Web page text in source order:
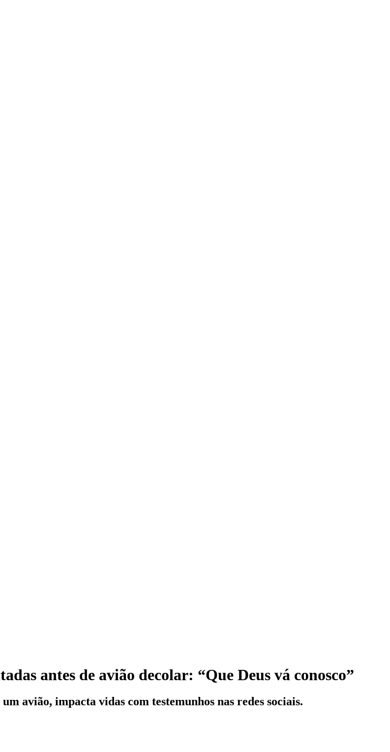
antes de avião decolar: “Que Deus vá conosco”
avião, impacta vidas com testemunhos nas redes sociais.